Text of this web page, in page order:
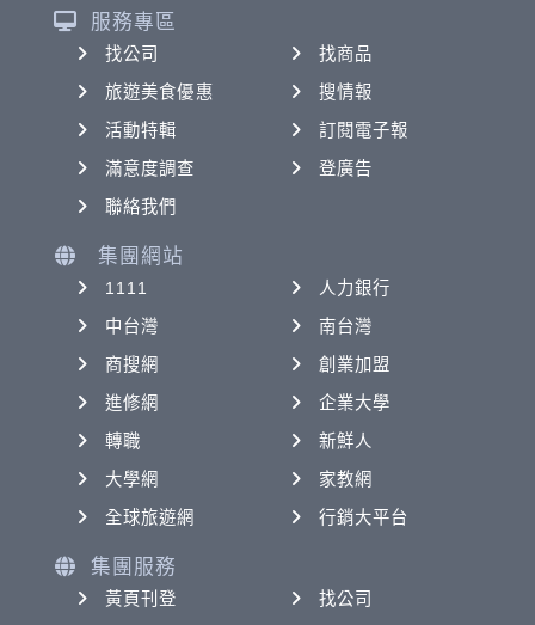
服務專區
找公司
找商品
旅遊美食優惠
搜情報
活動特輯
訂閱電子報
滿意度調查
登廣告
聯絡我們
集團網站
1111
人力銀行
中台灣
南台灣
商搜網
創業加盟
進修網
企業大學
轉職
新鮮人
大學網
家教網
全球旅遊網
行銷大平台
集團服務
黃頁刊登
找公司